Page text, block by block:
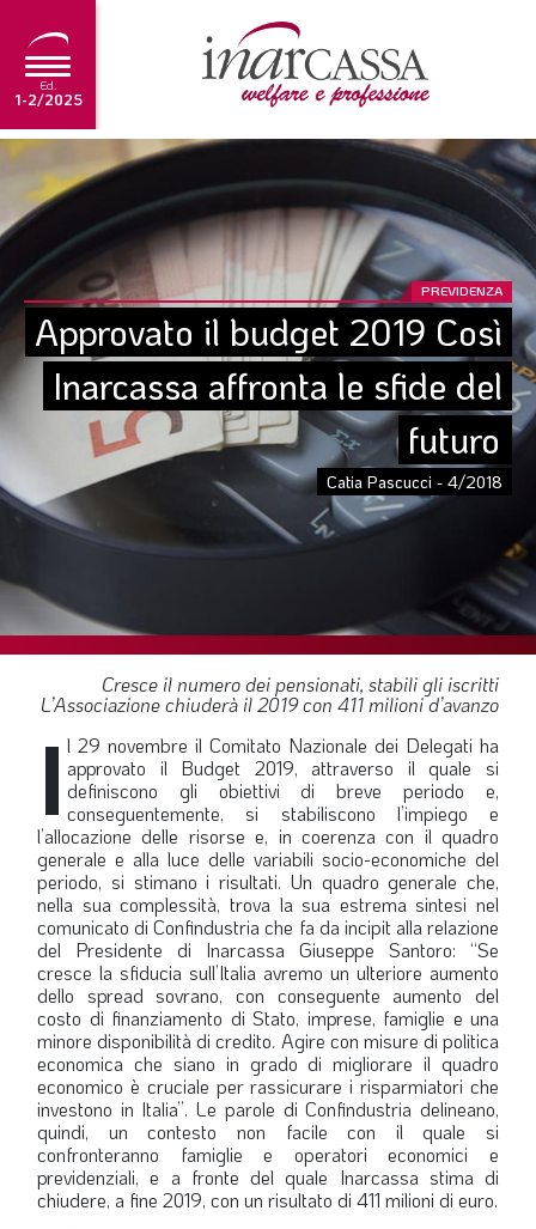
Ed.
1-2/2025
NEWS
EDITORIALE
TUTORIAL
SCADENZARIO
ARCHIVIO
Ultima edizione
1-2/2025
SOMMARIO
PREVIDENZA
FOCUS
PROFESSIONE
TERZA PAGINA
LE FOTO DEL FIL ROUGE
IN QUESTO NUMERO
SCENARIO ECONOMICO
SPAZIO APERTO
GOVERNANCE
FONDAZIONE
ASSOCIAZIONI
LA VIGNETTA DI EVASIO
SPECIALE
CAMBIA NUMERO expand_more
PREVIDENZA
Approvato il budget 2019 Così
Inarcassa affronta le sfide del
futuro
Catia Pascucci - 4/2018
Cresce il numero dei pensionati, stabili gli iscritti
L’Associazione chiuderà il 2019 con 411 milioni d’avanzo
I l 29 novembre il Comitato Nazionale dei Delegati ha
approvato il Budget 2019, attraverso il quale si
definiscono gli obiettivi di breve periodo e,
conseguentemente, si stabiliscono l’impiego e
l’allocazione delle risorse e, in coerenza con il quadro
generale e alla luce delle variabili socio-economiche del
periodo, si stimano i risultati. Un quadro generale che,
nella sua complessità, trova la sua estrema sintesi nel
comunicato di Confindustria che fa da incipit alla relazione
del Presidente di Inarcassa Giuseppe Santoro: “Se
cresce la sfiducia sull’Italia avremo un ulteriore aumento
dello spread sovrano, con conseguente aumento del
costo di finanziamento di Stato, imprese, famiglie e una
minore disponibilità di credito. Agire con misure di politica
economica che siano in grado di migliorare il quadro
economico è cruciale per rassicurare i risparmiatori che
investono in Italia”. Le parole di Confindustria delineano,
quindi, un contesto non facile con il quale si
confronteranno famiglie e operatori economici e
previdenziali, e a fronte del quale Inarcassa stima di
chiudere, a fine 2019, con un risultato di 411 milioni di euro.